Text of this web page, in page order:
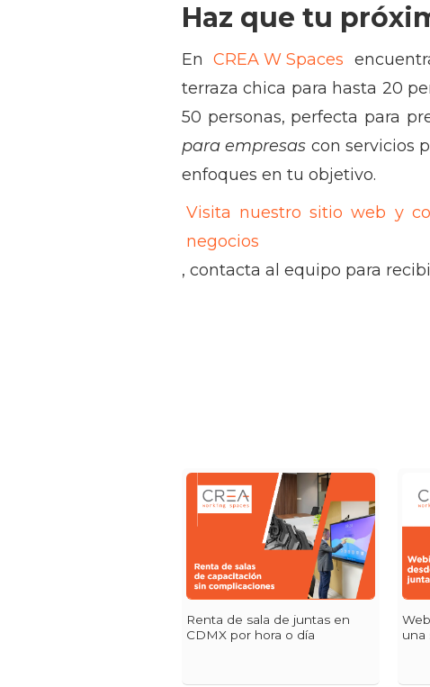
Haz que tu
En CREA W Spaces
terraza chica para hasta 20
50 personas, perfecta para
para empresas con servicios
enfoques en tu objetivo.
Visita nuestro sitio web y
negocios
, contacta al equipo para
Renta de sala de juntas en
CDMX por hora o día
una